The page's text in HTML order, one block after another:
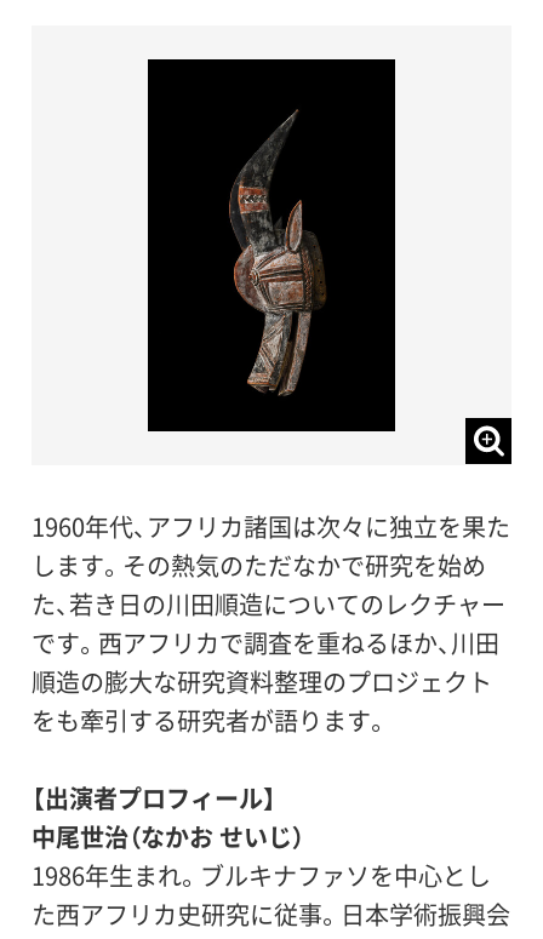
1960年代、アフリカ諸国は次々に独立を果た
します。その熱気のただなかで研究を始め
た、若き日の川田順造についてのレクチャー
です。西アフリカで調査を重ねるほか、川田
順造の膨大な研究資料整理のプロジェクト
をも牽引する研究者が語ります。
【出演者プロフィール】
中尾世治（なかお せいじ）
1986年生まれ。ブルキナファソを中心とし
た西アフリカ史研究に従事。日本学術振興会